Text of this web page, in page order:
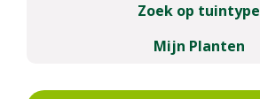
Zoek op tuintype
Mijn Planten